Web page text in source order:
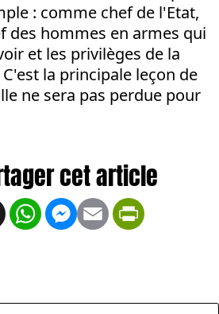
: comme chef de l'Etat,
des hommes en armes qui
et les privilèges de la
la principale leçon de
ne sera pas perdue pour
X WhatsApp
Messenger
Email